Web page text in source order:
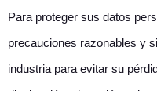
Para proteger sus datos
precauciones razonables y
industria para evitar su